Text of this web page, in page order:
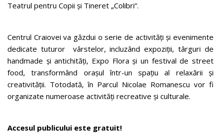
Teatrul pentru Copii și Tineret „Colibri”.
Centrul Craiovei va găzdui o serie de activități și evenimente
dedicate tuturor vârstelor, incluzând expoziții, târguri de
handmade și antichități, Expo Flora și un festival de street
food, transformând orașul într-un spațiu al relaxării și
creativității. Totodată, în Parcul Nicolae Romanescu vor fi
organizate numeroase activități recreative și culturale.
Accesul publicului este gratuit!